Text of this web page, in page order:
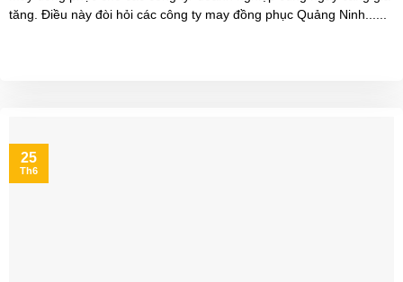
tăng. Điều này đòi hỏi các công ty may đồng phục Quảng Ninh......
25
Th6